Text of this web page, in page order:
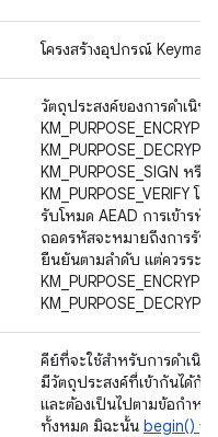
โครงสร้างอุปกรณ์
วัตถุประสงค์ของการดำเนิน
KM_PURPOSE_ENCRYPT,
KM_PURPOSE_DECRYPT,
KM_PURPOSE_SIGN หรือ
KM_PURPOSE_VERIFY โ
รับโหมด AEAD การเข้ารหัส
ถอดรหัสจะหมายถึงการรับ
ยืนยันตามลําดับ แต่ควรระบุ
KM_PURPOSE_ENCRYPT
KM_PURPOSE_DECRYPT
คีย์ที่จะใช้สำหรับการดำเนิน
มีวัตถุประสงค์ที่เข้ากันได้กับ
และต้องเป็นไปตามข้อกำหน
ทั้งหมด มิฉะนั้น begin() จ